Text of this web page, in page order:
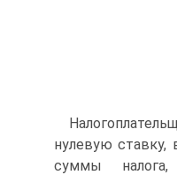
нулевую
суммы